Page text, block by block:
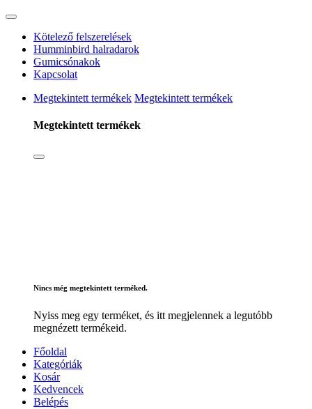
Kötelező felszerelések
Humminbird halradarok
Gumicsónakok
Kapcsolat
Megtekintett termékek Megtekintett termékek
Megtekintett termékek
Nincs még megtekintett terméked.
Nyiss meg egy terméket, és itt megjelennek a legutóbb
megnézett termékeid.
Főoldal
Kategóriák
Kosár
Kedvencek
Belépés